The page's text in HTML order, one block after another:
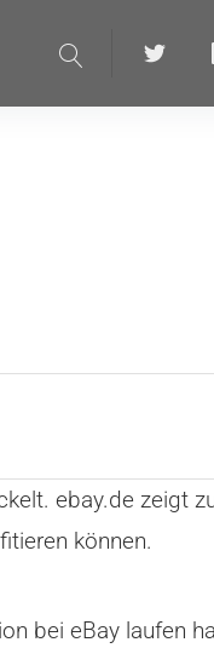
Suche Twitter
ebay.de zeigt
können.
bei eBay laufen